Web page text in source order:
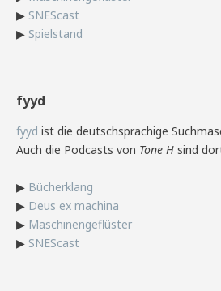
▶ SNEScast
▶ Spielstand
fyyd
fyyd ist die deutschsprachige
Auch die Podcasts von Tone H sind
▶ Bücherklang
▶ Deus ex machina
▶ Maschinengeflüster
▶ SNEScast